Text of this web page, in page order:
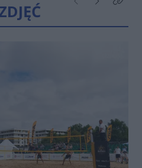
Poprzednie
NastępneKliknij